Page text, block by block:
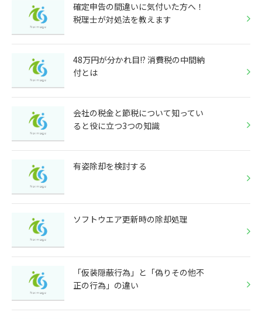
確定申告の間違いに気付いた方へ！
税理士が対処法を教えます
48万円が分かれ目!? 消費税の中間納
付とは
会社の税金と節税について知ってい
ると役に立つ3つの知識
有姿除却を検討する
ソフトウエア更新時の除却処理
「仮装隠蔽行為」と「偽りその他不
正の行為」の違い